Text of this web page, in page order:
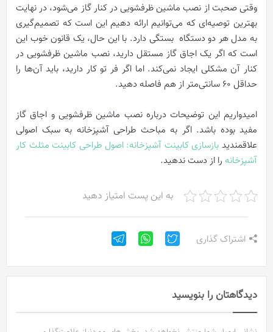
وقتی صحبت از نصب ماشین ظرفشویی در کنار گاز می‌شود، در نهایت
بهترین توصیه‌ای که می‌توانیم ارائه دهیم این است که تصمیم‌گیری
به مدل هر دو دستگاه بستگی دارد. با این حال، یک قانون خوب این
است که اگر یک اجاق گاز مستقل دارید، نصب ماشین ظرفشویی در
کنار آن مشکلی ایجاد نمی‌کند. اما اگر فر تو کار دارید، باید آن‌ها را
حداقل 60 سانتی‌متر از هم فاصله دهید.
امیدواریم این توضیحات درباره نصب ماشین ظرفشویی و اجاق گاز
مفید بوده باشد. اگر به مباحث طراحی آشپزخانه به سبک اصولی
علاقمندید بازسازی کابینت آشپزخانه: اصول طراحی کابینت مثلث کار
آشپزخانه را از دست ندهید.
به این پست امتیاز دهید
اشتراک گذاری
دیدگاهتان را بنویسید